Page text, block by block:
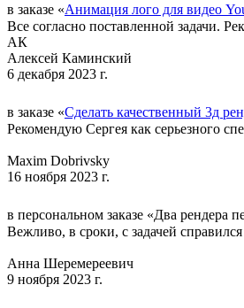
в заказе «Анимация лого для видео
Все согласно поставленной задачи.
АК
Алексей Каминский
6 декабря 2023 г.
в заказе «Сделать качественный 3д
Рекомендую Сергея как серьезного
Maxim Dobrivsky
16 ноября 2023 г.
в персональном заказе «Два рендера
Вежливо, в сроки, с задачей
Анна Шеремереевич
9 ноября 2023 г.